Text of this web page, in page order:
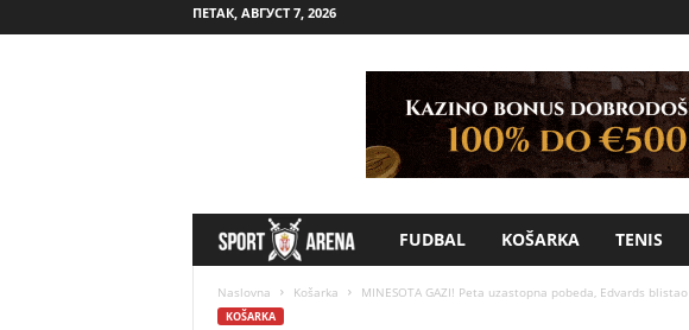
ПЕТАК, АВГУСТ 7, 2026
p
FUDBAL KOŠARKA TENIS
Naslovna Košarka MINESOTA GAZI! Peta uzastopna pobeda, Edvards blistao
KOŠARKA